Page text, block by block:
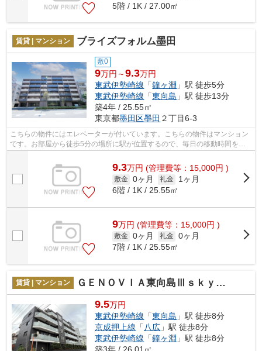
5階 / 1K / 27.00㎡
賃貸 | マンション ブライズフォルム墨田
敷0
9万円～9.3万円
東武伊勢崎線 「鐘ヶ淵 」駅 徒歩5分
東武伊勢崎線 「東向島 」駅 徒歩13分
築4年 / 25.55㎡
東京都墨田区墨田 ２丁目6-3
こちらの物件にはエレベーターが付いています。こちらの物件はマンション
です。お部屋から徒歩5分の場所に駅が位置するので、毎日の移動時間を削
減できます。利便性の高い設備も充実の...
9.3万円 (管理費等：15,000円 )
敷金 0ヶ月 礼金
1ヶ月
6階 / 1K / 25.55㎡
9万円 (管理費等：15,000円 )
敷金 0ヶ月 礼金 0ヶ月
7階 / 1K / 25.55㎡
賃貸 | マンション ＧＥＮＯＶＩＡ東向島Ⅲｓｋｙｇａｒｄｅｎ
9.5万円
東武伊勢崎線 「東向島 」駅 徒歩8分
京成押上線 「八広 」駅 徒歩8分
東武伊勢崎線 「鐘ヶ淵 」駅 徒歩8分
築3年 / 26.01㎡